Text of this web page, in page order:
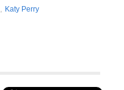
, Katy Perry